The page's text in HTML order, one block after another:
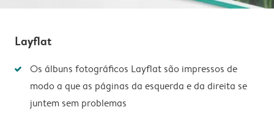
Layflat
Os álbuns fotográficos Layflat são impressos de
modo a que as páginas da esquerda e da direita se
juntem sem problemas